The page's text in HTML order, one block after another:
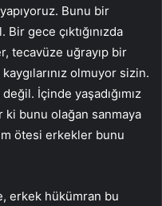
Bunu bir
gece çıktığınızda
tecavüze uğrayıp bir
olmuyor sizin.
İçinde yaşadığımız
bunu olağan sanmaya
ötesi erkekler bunu
erkek hükümran bu